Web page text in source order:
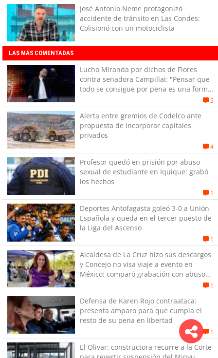
José Antonio Neme protagonizó
accidente de tránsito en Las Condes:
Colisionó con un motociclista
LAS MÁS COMENTADAS
Lucho Miranda por dichos de Flores
contra senadora Campillai: "Pensar que
todo se consigue por pena es una forma
5
Alerta entre gremios de Codelco ante
propuesta de incorporar capitales
privados
4
Profesor quedó en prisión por abuso
sexual de estudiante en Iquique: grabó
los hechos
1
Deportes Antofagasta goleó 3-0 a Unión
Española y queda en el tercer puesto de
la Liga del Ascenso
1
Alcaldesa de La Cruz hizo sus descargos
y Concejo no visa viaje a evento en
México: comparó grabación con abuso
1
Defensa de Karen Rojo contraataca:
presenta amparo para que cumpla el
resto de su pena en libertad
1
El Olivar: constructora recurre a la Corte